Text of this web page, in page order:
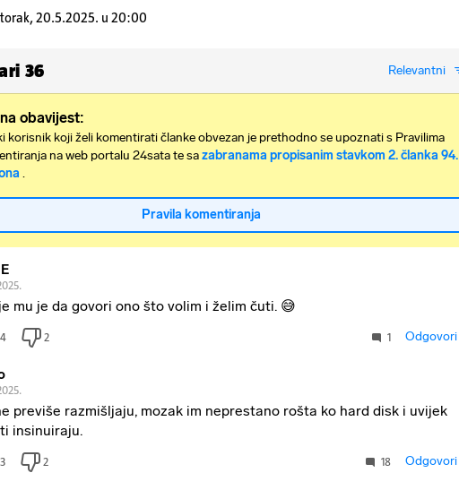
20.5.2025. u 20:00
36 Relevantni
obavijest:
korisnik koji želi komentirati članke obvezan je prethodno se upoznati s Pravilima
na web portalu 24sata te sazabranama propisanim stavkom 2. članka 94.
.
Pravila komentiranja
mu je da govori ono što volim i želim čuti. 😅
4 2 1 Odgovori
previše razmišljaju, mozak im neprestano rošta ko hard disk i uvijek
insinuiraju.
3 2 18 Odgovori